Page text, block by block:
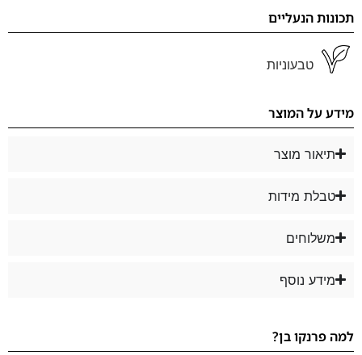
תכונות הנעליים
טבעוניות
מידע על המוצר
תיאור מוצר
טבלת מידות
משלוחים
מידע נוסף
למה פרנקו בן?